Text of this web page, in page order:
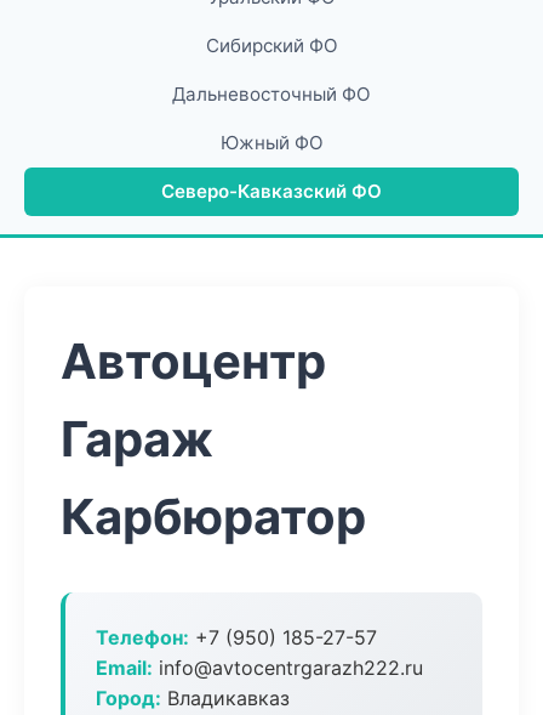
Сибирский ФО
Дальневосточный ФО
Южный ФО
Северо-Кавказский ФО
Автоцентр
Гараж
Карбюратор
Телефон: +7 (950) 185-27-57
Email: info@avtocentrgarazh222.ru
Город: Владикавказ